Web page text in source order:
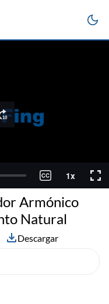
Armónico
Natural
Descargar